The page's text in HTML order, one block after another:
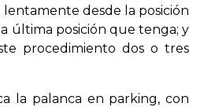
desde la posición
última posición que tenga; y
procedimiento dos o tres
la palanca en parking, con